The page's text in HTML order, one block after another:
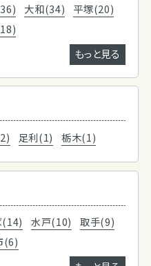
大和(34)
平塚(20)
もっと見る
足利(1) 栃木(1)
(14) 水戸(10)
取手(9)
(6)